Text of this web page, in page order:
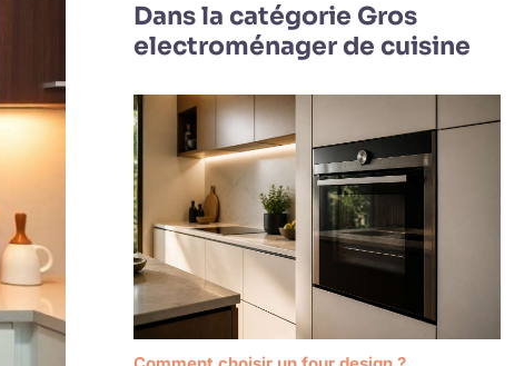
Dans la catégorie Gros
electroménager de cuisine